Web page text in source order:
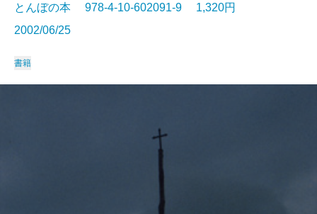
とんぼの本 978-4-10-602091-9 1,320円
2002/06/25
書籍